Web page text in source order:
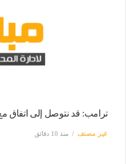
ترامب: قد نتوصل إلى اتفاق مع
غير مصنف منذ 10 دقائق